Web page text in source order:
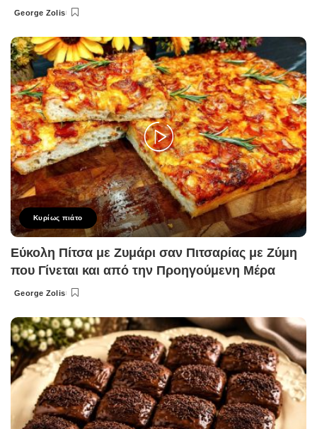
Posted
George Zolis
Κυρίως πιάτο
Εύκολη Πίτσα με Ζυμάρι σαν Πιτσαρίας με Ζύμη
που Γίνεται και από την Προηγούμενη Μέρα
Posted
George Zolis